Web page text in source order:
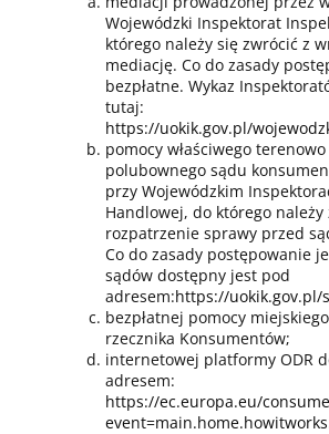
Wojewódzki Inspektorat
którego należy się zwrócić z
mediację. Co do zasady
bezpłatne. Wykaz
tutaj:
https://uokik.gov.pl/
pomocy właściwego terenowo
polubownego sądu
przy Wojewódzkim
Handlowej, do którego należy
rozpatrzenie sprawy przed
Co do zasady postępowanie
sądów dostępny jest pod
adresem:https://uokik.gov.pl/
bezpłatnej pomocy
rzecznika Konsumentów;
internetowej platformy ODR
adresem:
https://ec.europa.eu/
event=main.home.howitworks